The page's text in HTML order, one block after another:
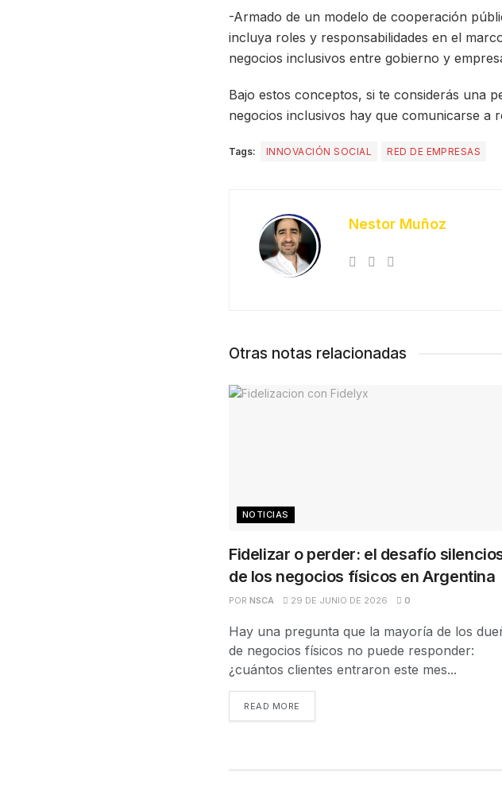
-Armado de un modelo de cooperación
incluya roles y responsabilidades en el
negocios inclusivos entre gobierno y
Bajo estos conceptos, si te considerás una
negocios inclusivos hay que comunicarse a
Tags: INNOVACIÓN SOCIAL RED DE EMPRESAS
Nestor Muñoz
Otras notas relacionadas
NOTICIAS
Fidelizar o perder: el desafío
de los negocios físicos en Argentina
POR NSCA 29 DE JUNIO DE 2026 0
Hay una pregunta que la mayoría de los
de negocios físicos no puede responder:
¿cuántos clientes entraron este mes...
READ MORE